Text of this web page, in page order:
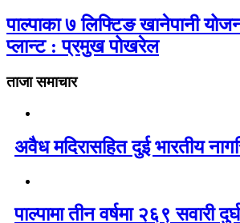
पाल्पाका ७ लिफ्टिङ खानेपानी
प्लान्ट : प्रमुख पोखरेल
ताजा समाचार
अवैध मदिरासहित दुई भारतीय
पाल्पामा तीन वर्षमा २६९ सवारी